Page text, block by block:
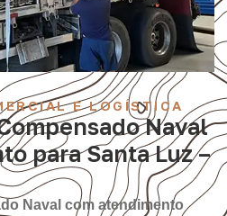
E LOGÍSTICA
Naval
para Santa Luz –
Naval com atendimento